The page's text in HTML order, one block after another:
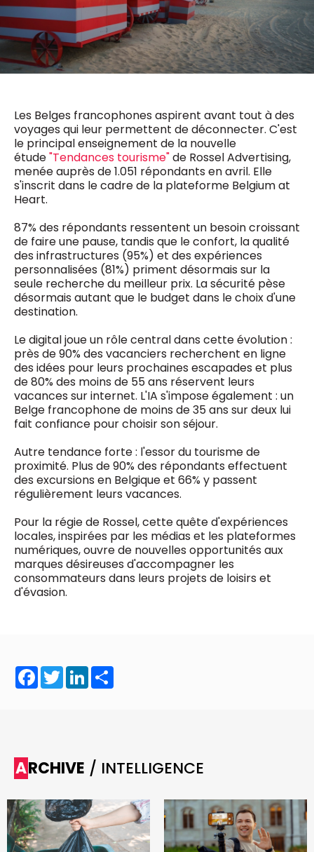
Les Belges francophones aspirent avant tout à des
voyages qui leur permettent de déconnecter. C'est
le principal enseignement de la nouvelle
étude"Tendances tourisme"de Rossel Advertising,
menée auprès de 1.051 répondants en avril. Elle
s'inscrit dans le cadre de la plateforme Belgium at
Heart.
87% des répondants ressentent un besoin croissant
de faire une pause, tandis que le confort, la qualité
des infrastructures (95%) et des expériences
personnalisées (81%) priment désormais sur la
seule recherche du meilleur prix. La sécurité pèse
désormais autant que le budget dans le choix d'une
destination.
Le digital joue un rôle central dans cette évolution :
près de 90% des vacanciers recherchent en ligne
des idées pour leurs prochaines escapades et plus
de 80% des moins de 55 ans réservent leurs
vacances sur internet. L'IA s'impose également : un
Belge francophone de moins de 35 ans sur deux lui
fait confiance pour choisir son séjour.
Autre tendance forte : l'essor du tourisme de
proximité. Plus de 90% des répondants effectuent
des excursions en Belgique et 66% y passent
régulièrement leurs vacances.
Pour la régie de Rossel, cette quête d'expériences
locales, inspirées par les médias et les plateformes
numériques, ouvre de nouvelles opportunités aux
marques désireuses d'accompagner les
consommateurs dans leurs projets de loisirs et
d'évasion.
Facebook
TwitterLinkedIn
ARCHIVE / INTELLIGENCE
0498 88 64 89
f.bouchar@mm.be
Chief Editor
Griet Byl
Chief Editor
Damien Lemaire
0477 37 31 65
d.lemaire@mm.be
VALIDER
NOTRE CONTENU DIGITAL :
5 x week
MM e - News
1 x week
MM Brunch
1 x week
MM Tech
10 x year
MM Best of
Research
10 x year
MM Blue
(digital)
Des questions ?